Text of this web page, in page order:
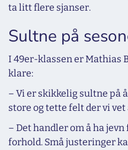
ta litt flere sjanser.
Sultne på
I 49er-klassen er Mathias
klare:
– Vi er skikkelig sultne på
store og tette felt der vi
– Det handler om å ha
forhold. Små justeringer